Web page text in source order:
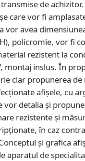
de
care vor fi
vor avea
policromie, vor fi
rezistent la
montaj inslus. În
clar propunerea
afişele, cu
vor detalia şi
rezistente şi
în caz
și grafica
aparatul de